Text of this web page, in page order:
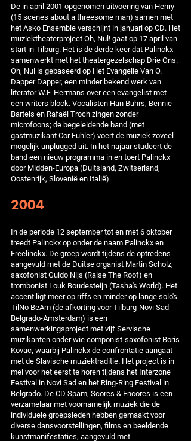
De in april 2001 opgenomen uitvoering van Henry
(15 scenes about a threesome man) samen met
het Asko Ensemble verschijnt in januari op CD. Het
muziektheaterproject Oh, Nul! gaat op 17 april van
start in Tilburg. Het is de derde keer dat Palinckx
samenwerkt met het theatergezelschap Drie Ons.
Oh, Nul is gebaseerd op Het Evangelie Van O.
Dapper Dapper, een minder bekend werk van
literator W.F. Hermans over een evangelist met
een writers block. Vocalisten Han Buhrs, Bennie
Bartels en Rafaël Troch zingen zonder
microfoons; de begeleidende band (met
gastmuzikant Cor Fuhler) voert de muziek zoveel
mogelijk unplugged uit. In het najaar studeert de
band een nieuw programma in en toert Palinckx
door Midden-Europa (Duitsland, Zwitserland,
Oostenrijk, Slovenië en Italië).
2004
In de periode 12 september tot en met 6 oktober
treedt Palinckx op onder de naam Palinckx en
Freelinckx. De groep wordt tijdens de optredens
aangevuld met de Duitse organist Martin Scholz,
saxofonist Guido Nijs (Raise The Roof) en
trombonist Louk Boudesteijn (Tasha's World). Het
accent ligt meer op riffs en minder op lange solo's.
TilNo BeAm (de afkorting voor Tilburg-Novi Sad-
Belgrado-Amsterdam) is een
samenwerkingsproject met vijf Servische
muzikanten onder wie componist-saxofonist Boris
Kovac, waarbij Palinckx de confrontatie aangaat
met de Slavische muziektraditie. Het project is in
mei voor het eerst te horen tijdens het Interzone
Festival in Novi Sad en het Ring-Ring Festival in
Belgrado. De CD Spam, Scores & Encores is een
verzamelaar met voornamelijk muziek die de
individuele groepsleden hebben gemaakt voor
diverse dansvoorstellingen, films en beeldende
kunstmanifestaties, aangevuld met